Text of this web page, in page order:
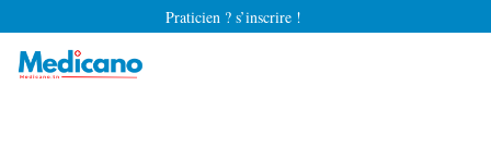
Praticien ? s’inscrire !